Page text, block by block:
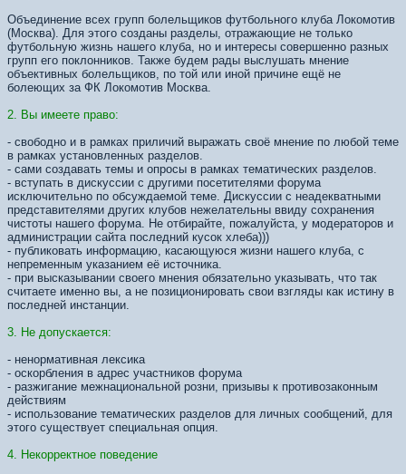
Объединение всех групп болельщиков футбольного клуба Локомотив
(Москва). Для этого созданы разделы, отражающие не только
футбольную жизнь нашего клуба, но и интересы совершенно разных
групп его поклонников. Также будем рады выслушать мнение
объективных болельщиков, по той или иной причине ещё не
болеющих за ФК Локомотив Москва.
2. Вы имеете право:
- свободно и в рамках приличий выражать своё мнение по любой теме
в рамках установленных разделов.
- сами создавать темы и опросы в рамках тематических разделов.
- вступать в дискуссии с другими посетителями форума
исключительно по обсуждаемой теме. Дискуссии с неадекватными
представителями других клубов нежелательны ввиду сохранения
чистоты нашего форума. Не отбирайте, пожалуйста, у модераторов и
администрации сайта последний кусок хлеба)))
- публиковать информацию, касающуюся жизни нашего клуба, с
непременным указанием её источника.
- при высказывании своего мнения обязательно указывать, что так
считаете именно вы, а не позиционировать свои взгляды как истину в
последней инстанции.
3. Не допускается:
- ненормативная лексика
- оскорбления в адрес участников форума
- разжигание межнациональной розни, призывы к противозаконным
действиям
- использование тематических разделов для личных сообщений, для
этого существует специальная опция.
4. Некорректное поведение